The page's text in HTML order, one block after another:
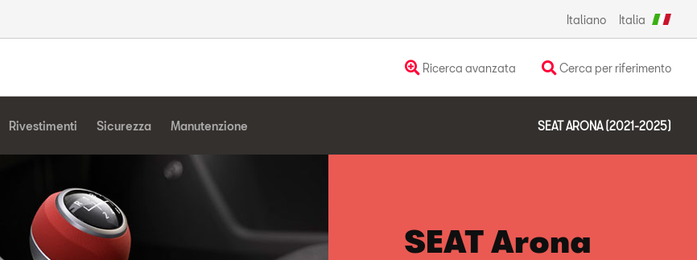
Italiano Italia
Ricerca avanzata Cerca per riferimento
Rivestimenti Sicurezza Manutenzione SEAT ARONA (2021-2025)
SEAT Arona